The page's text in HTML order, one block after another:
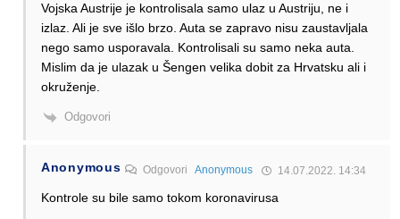
Vojska Austrije je kontrolisala samo ulaz u Austriju, ne i
izlaz. Ali je sve išlo brzo. Auta se zapravo nisu zaustavljala
nego samo usporavala. Kontrolisali su samo neka auta.
Mislim da je ulazak u Šengen velika dobit za Hrvatsku ali i
okruženje.
Odgovori
Anonymous OdgovoriAnonymous 14.07.2022. 14:34
Kontrole su bile samo tokom koronavirusa